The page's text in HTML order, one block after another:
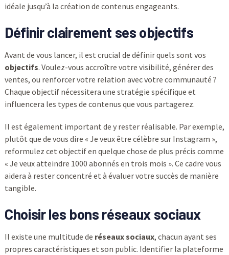
idéale jusqu’à la création de contenus engageants.
Définir clairement ses objectifs
Avant de vous lancer, il est crucial de définir quels sont vos
objectifs. Voulez-vous accroître votre visibilité, générer des
ventes, ou renforcer votre relation avec votre communauté ?
Chaque objectif nécessitera une stratégie spécifique et
influencera les types de contenus que vous partagerez.
Il est également important de y rester réalisable. Par exemple,
plutôt que de vous dire « Je veux être célèbre sur Instagram »,
reformulez cet objectif en quelque chose de plus précis comme
« Je veux atteindre 1000 abonnés en trois mois ». Ce cadre vous
aidera à rester concentré et à évaluer votre succès de manière
tangible.
Choisir les bons réseaux sociaux
Il existe une multitude de réseaux sociaux, chacun ayant ses
propres caractéristiques et son public. Identifier la plateforme